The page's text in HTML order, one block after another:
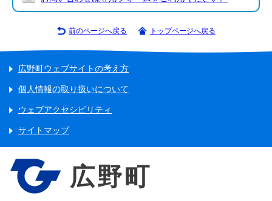
前のページへ戻る トップページへ戻る
広野町ウェブサイトの考え方
個人情報の取り扱いについて
ウェブアクセシビリティ
サイトマップ
広野町